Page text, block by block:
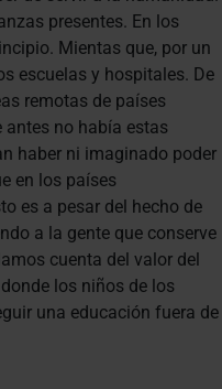
presentes. En los
Mientas que, por un
escuelas y hospitales. De
remotas de países
antes no había estas
haber ni imaginado poder
en los países
es a pesar del hecho de
a la gente que conserve
cuenta del valor del
los niños de los
una educación fuera de